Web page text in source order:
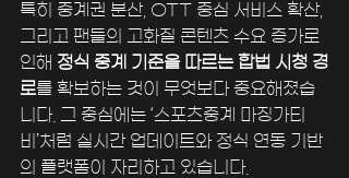
특히 중계권 분산, OTT 중심 서비스 확산,
그리고 팬들의 고화질 콘텐츠 수요 증가로
인해 정식 중계 기준을 따르는 합법 시청 경
로를 확보하는 것이 무엇보다 중요해졌습
니다. 그 중심에는 ‘스포츠중계 마징가티
비’처럼 실시간 업데이트와 정식 연동 기반
의 플랫폼이 자리하고 있습니다.